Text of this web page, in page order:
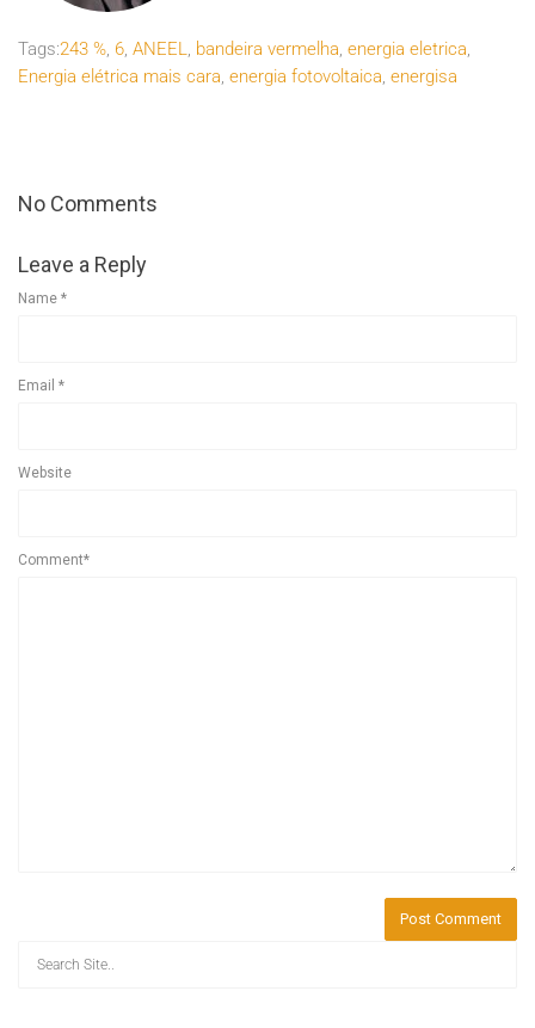
Tags:243 %, 6, ANEEL, bandeira vermelha, energia eletrica,
Energia elétrica mais cara, energia fotovoltaica, energisa
No Comments
Leave a Reply
Name *
Email *
Website
Comment*